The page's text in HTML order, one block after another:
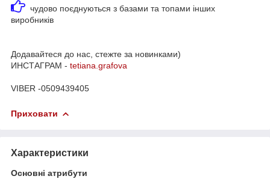
чудово поєднуються з базами та топами інших
виробників
Додавайтеся до нас, стежте за новинками)
ИНСТАГРАМ - tetiana.grafova
VIBER -0509439405
Приховати
Характеристики
Основні атрибути